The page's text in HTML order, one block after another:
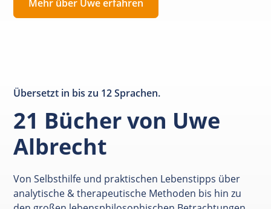
Mehr über Uwe erfahren
Übersetzt in bis zu 12 Sprachen.
21 Bücher von Uwe
Albrecht
Von Selbsthilfe und praktischen Lebenstipps über
analytische & therapeutische Methoden bis hin zu